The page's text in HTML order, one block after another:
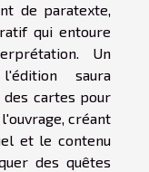
de paratexte,
qui entoure
Un
saura
cartes pour
créant
et le contenu
des quêtes